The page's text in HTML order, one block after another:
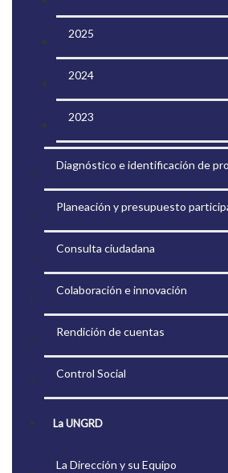
2025
2024
2023
Diagnóstico e identificación de
Planeación y presupuesto
Consulta ciudadana
Colaboración e innovación
Rendición de cuentas
Control Social
La UNGRD
La Dirección y su Equipo